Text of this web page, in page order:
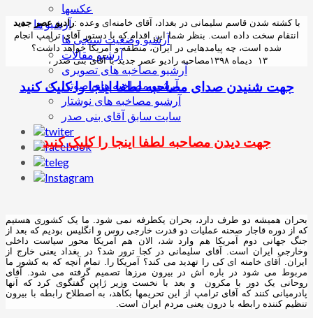
عکسها
آرشیو ها
آرشیو وضعیت سنجی ها
آرشیو مقالات
آرشیو مصاخبه های تصویری
آرشیو مصاخبه های صوتی
آرشیو مصاخبه های نوشتار
سایت سابق آقای بنی صدر
رادیو عصر جدید: با کشته شدن قاسم سلیمانی در بغداد، آقای خامنه‌ای وعده
انتقام سخت داده است. بنظر شما این اقدام که با دستور آقای ترامپ انجام
شده است، چه پیامدهایی در ایران، منطقه و آمریکا خواهد داشت؟
مصاحبه رادیو عصر جدید با آقای بنی صدر ،
۱۳ دیماه ۱۳۹۸
جهت شنیدن صدای مصاحبه لطفا اینجا را کلیک کنید
جهت دیدن مصاحبه لطفا اینجا را کلیک کنید
بحران همیشه دو طرف دارد، بحران یکطرفه نمی شود. ما یک کشوری هستیم
که از دوره قاجار صحنه عملیات دو قدرت خارجی روس و انگلیس بودیم که بعد از
جنگ جهانی دوم آمریکا هم وارد شد، الان هم آمریکا محور سیاست داخلی
وخارجی ایران است. آقای سلیمانی در کجا ترور شد؟ در بغداد یعنی خارج از
ایران. آقای خامنه ای کی را تهدید می کند؟ آمریکا را. تمام آنچه که به کشور ما
مربوط می شود در باره اش در بیرون مرزها تصمیم گرفته می شود. آقای
روحانی یک دور با مکرون و بعد با نخست وزیر ژاپن گفتگوی کرد که آنها
پادرمیانی کنند که آقای ترامپ از این تحریمها بکاهد، به اصطلاح رابطه با بیرون
تنظیم کننده رابطه با درون یعنی مردم ایران است.